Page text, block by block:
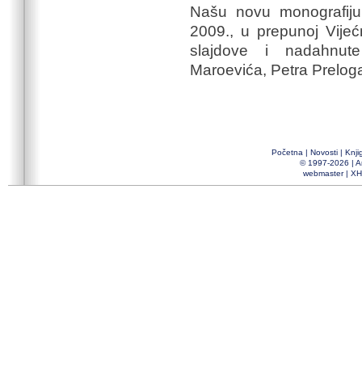
Našu novu
2009., u prepunoj
slajdove i
Maroevića, Petra
Početna | Novosti |
© 1997-2026 |
webmaster|